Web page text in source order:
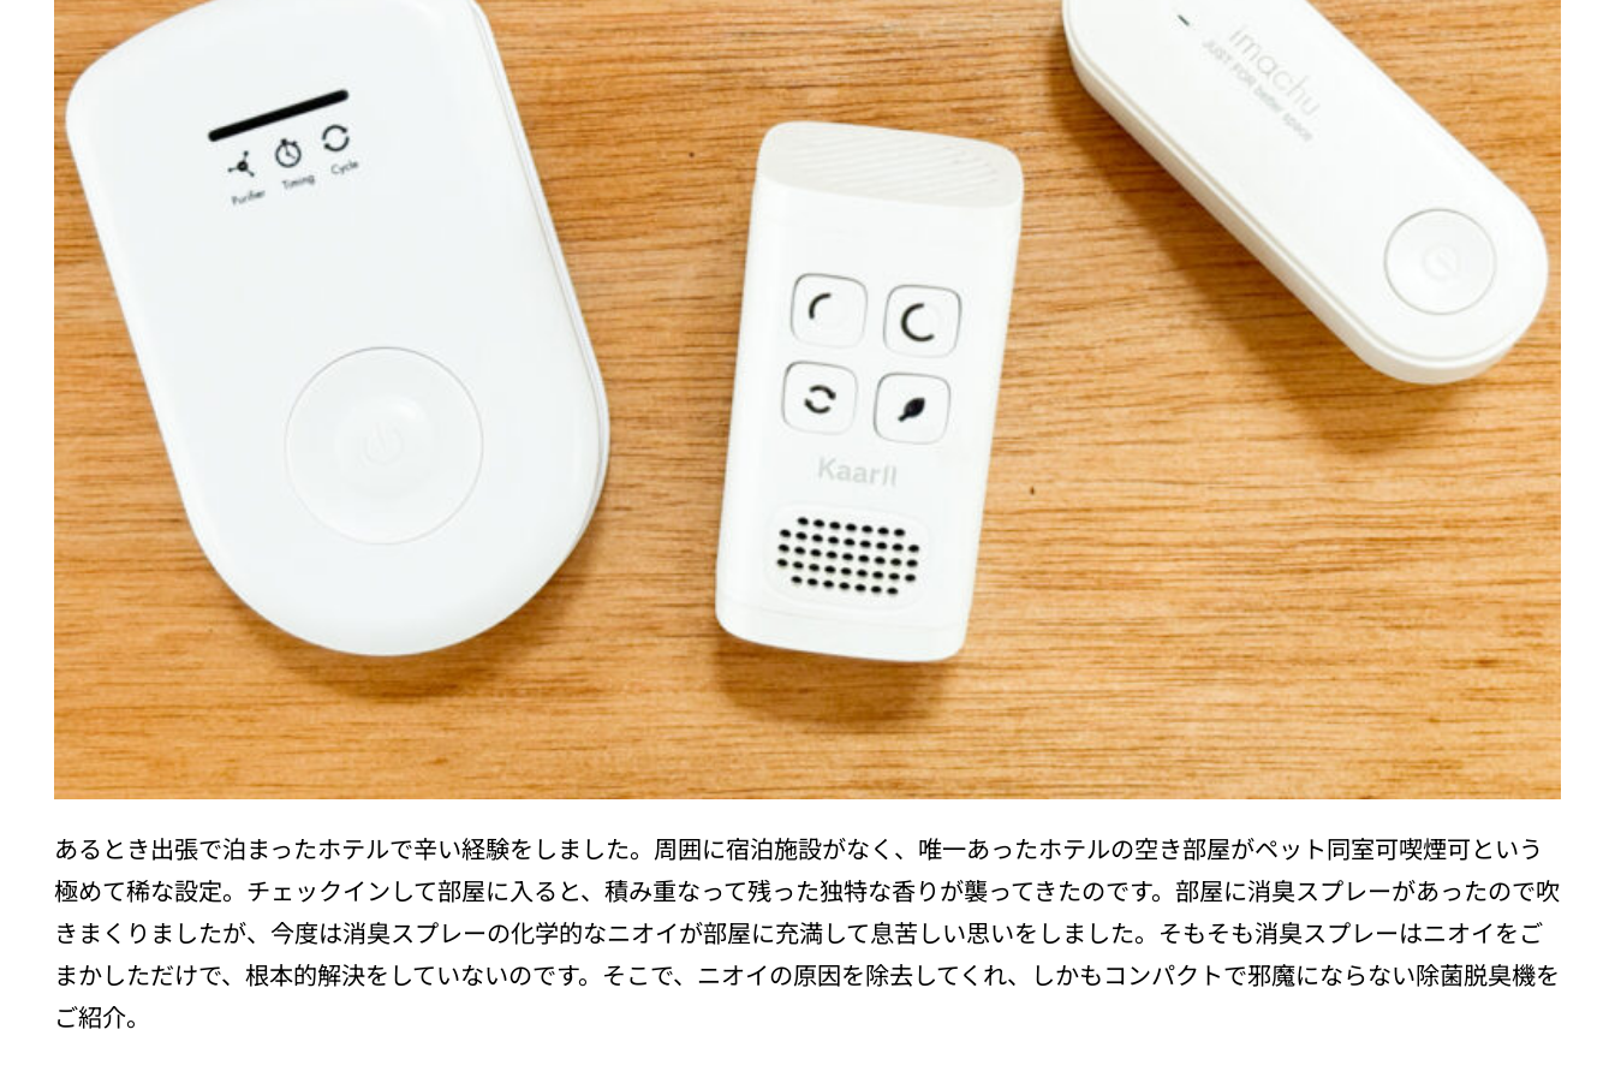
あるとき出張で泊まったホテルで辛い経験をしました。周囲に宿泊施設がなく、唯一あったホテルの空き部屋がペット同室可喫煙可という
極めて稀な設定。チェックインして部屋に入ると、積み重なって残った独特な香りが襲ってきたのです。部屋に消臭スプレーがあったので吹
きまくりましたが、今度は消臭スプレーの化学的なニオイが部屋に充満して息苦しい思いをしました。そもそも消臭スプレーはニオイをご
まかしただけで、根本的解決をしていないのです。そこで、ニオイの原因を除去してくれ、しかもコンパクトで邪魔にならない除菌脱臭機を
ご紹介。